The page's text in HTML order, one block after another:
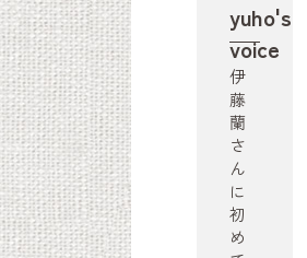
yuho's
voice
伊
藤
蘭
さ
ん
に
初
め